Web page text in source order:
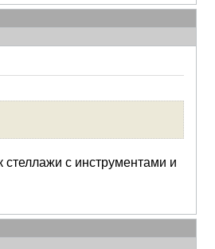
стеллажи с инструментами и